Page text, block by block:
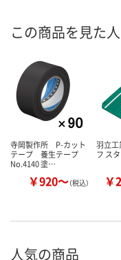
この商品を見た
寺岡製作所 P-カット
テープ 養生テープ
No.4140 塗…
￥920～（税込）
羽立工
フ ス
￥
人気の商品